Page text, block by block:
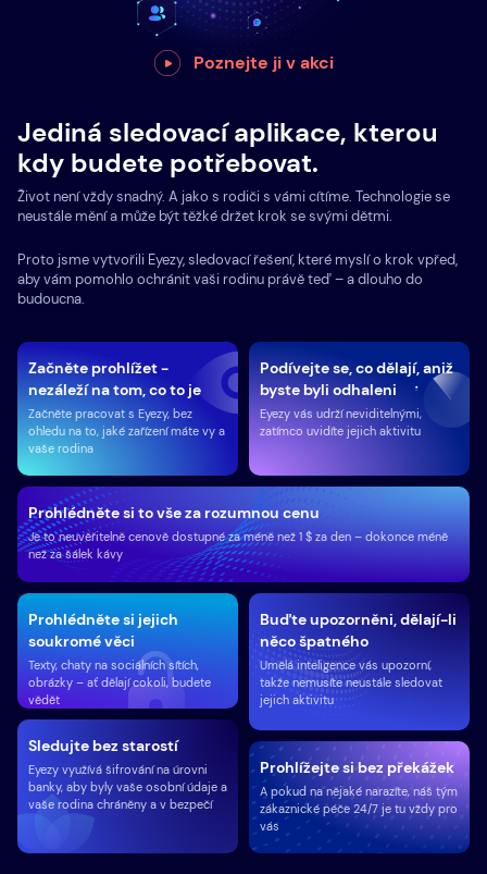
Poznejte ji v akci
Jediná sledovací aplikace, kterou
kdy budete potřebovat.
Život není vždy snadný. A jako s rodiči s vámi cítíme. Technologie se
neustále mění a může být těžké držet krok se svými dětmi.
Proto jsme vytvořili Eyezy, sledovací řešení, které myslí o krok vpřed,
aby vám pomohlo ochránit vaši rodinu právě teď – a dlouho do
budoucna.
Začněte prohlížet -
nezáleží na tom, co to je
Začněte pracovat s Eyezy, bez
ohledu na to, jaké zařízení máte vy a
vaše rodina
Podívejte se, co dělají, aniž
byste byli odhaleni
Eyezy vás udrží neviditelnými,
zatímco uvidíte jejich aktivitu
Sledujte bez starostí
Eyezy využívá šifrování na úrovni
banky, aby byly vaše osobní údaje a
vaše rodina chráněny a v bezpečí
Prohlédněte si jejich
soukromé věci
Texty, chaty na sociálních sítích,
obrázky – ať dělají cokoli, budete
vědět
Prohlédněte si to vše za rozumnou cenu
Je to neuvěřitelně cenově dostupné za méně než 1 $ za den – dokonce méně
než za šálek kávy
Buďte upozorněni, dělají-li
něco špatného
Umělá inteligence vás upozorní,
takže nemusíte neustále sledovat
jejich aktivitu
Prohlížejte si bez překážek
A pokud na nějaké narazíte, náš tým
zákaznické péče 24/7 je tu vždy pro
vás